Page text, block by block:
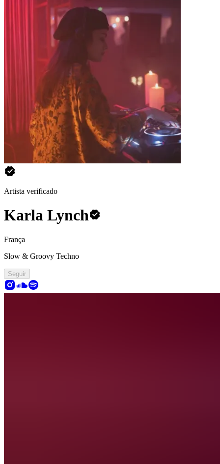
Artista verificado
Karla Lynch
França
Slow & Groovy Techno
Seguir